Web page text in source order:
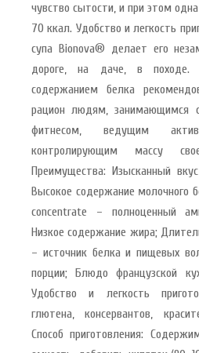
чувство сытости, и при этом
70 ккал. Удобство и легкость
супа Bionova® делает его
дороге, на даче, в походе.
содержанием белка
рацион людям, занимающимся
фитнесом, ведущим
контролирующим массу
Преимущества: Изысканный
Высокое содержание молочного
concentrate – полноценный
Низкое содержание жира;
– источник белка и пищевых
порции; Блюдо французской
Удобство и легкость
глютена, консервантов,
Способ приготовления: